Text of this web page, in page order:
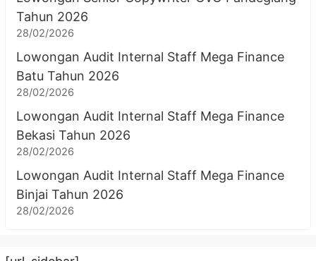
Tahun 2026
28/02/2026
Lowongan Audit Internal Staff Mega Finance
Batu Tahun 2026
28/02/2026
Lowongan Audit Internal Staff Mega Finance
Bekasi Tahun 2026
28/02/2026
Lowongan Audit Internal Staff Mega Finance
Binjai Tahun 2026
28/02/2026